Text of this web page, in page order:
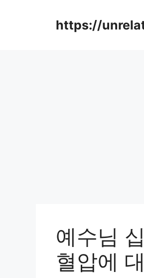
https://
예수님
혈압에